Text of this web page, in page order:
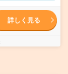
詳しく見る